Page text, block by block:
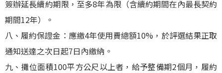
簽辦延長續約期限，至多8年為限（含續約期間在內最長契約
期間12年）。
八、履約保證金：應繳4年使用費總額10%，於評選結果正取
通知送達之次日起7日內繳納。
九、攤位面積100平方公尺以上者，給予整備期2個月，履約